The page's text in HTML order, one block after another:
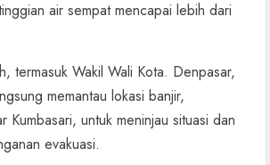
air sempat mencapai lebih dari
termasuk Wakil Wali Kota. Denpasar,
memantau lokasi banjir,
Kumbasari, untuk meninjau situasi dan
evakuasi.